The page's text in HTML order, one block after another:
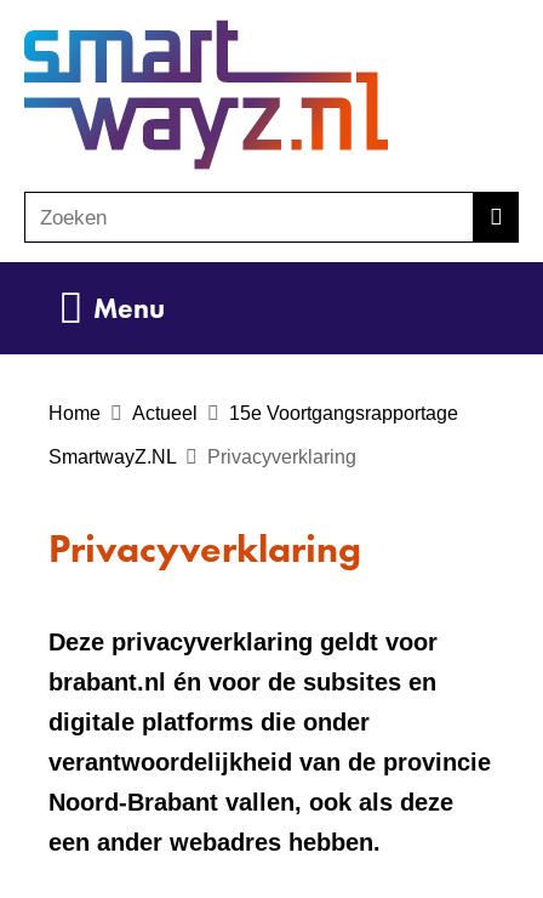
de
inhoud
o
e
Zoeken
Menu
Home Actueel 15e Voortgangsrapportage
SmartwayZ.NL Privacyverklaring
Privacyverklaring
Deze privacyverklaring geldt voor
brabant.nl én voor de subsites en
digitale platforms die onder
verantwoordelijkheid van de provincie
Noord-Brabant vallen, ook als deze
een ander webadres hebben.